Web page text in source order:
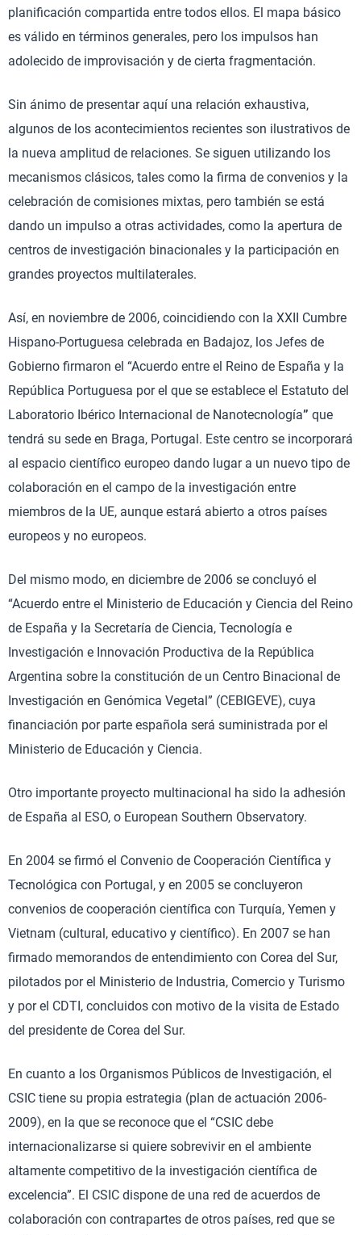
planificación compartida entre todos ellos. El mapa básico
es válido en términos generales, pero los impulsos han
adolecido de improvisación y de cierta fragmentación.
Sin ánimo de presentar aquí una relación exhaustiva,
algunos de los acontecimientos recientes son ilustrativos de
la nueva amplitud de relaciones. Se siguen utilizando los
mecanismos clásicos, tales como la firma de convenios y la
celebración de comisiones mixtas, pero también se está
dando un impulso a otras actividades, como la apertura de
centros de investigación binacionales y la participación en
grandes proyectos multilaterales.
Así, en noviembre de 2006, coincidiendo con la XXII Cumbre
Hispano-Portuguesa celebrada en Badajoz, los Jefes de
Gobierno firmaron el “Acuerdo entre el Reino de España y la
República Portuguesa por el que se establece el Estatuto del
Laboratorio Ibérico Internacional de Nanotecnología” que
tendrá su sede en Braga, Portugal. Este centro se incorporará
al espacio científico europeo dando lugar a un nuevo tipo de
colaboración en el campo de la investigación entre
miembros de la UE, aunque estará abierto a otros países
europeos y no europeos.
Del mismo modo, en diciembre de 2006 se concluyó el
“Acuerdo entre el Ministerio de Educación y Ciencia del Reino
de España y la Secretaría de Ciencia, Tecnología e
Investigación e Innovación Productiva de la República
Argentina sobre la constitución de un Centro Binacional de
Investigación en Genómica Vegetal” (CEBIGEVE), cuya
financiación por parte española será suministrada por el
Ministerio de Educación y Ciencia.
Otro importante proyecto multinacional ha sido la adhesión
de España al ESO, o European Southern Observatory.
En 2004 se firmó el Convenio de Cooperación Científica y
Tecnológica con Portugal, y en 2005 se concluyeron
convenios de cooperación científica con Turquía, Yemen y
Vietnam (cultural, educativo y científico). En 2007 se han
firmado memorandos de entendimiento con Corea del Sur,
pilotados por el Ministerio de Industria, Comercio y Turismo
y por el CDTI, concluidos con motivo de la visita de Estado
del presidente de Corea del Sur.
En cuanto a los Organismos Públicos de Investigación, el
CSIC tiene su propia estrategia (plan de actuación 2006-
2009), en la que se reconoce que el “CSIC debe
internacionalizarse si quiere sobrevivir en el ambiente
altamente competitivo de la investigación científica de
excelencia”. El CSIC dispone de una red de acuerdos de
colaboración con contrapartes de otros países, red que se